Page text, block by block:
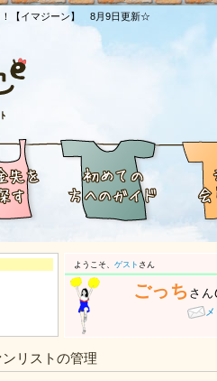
！【イマジーン】 8月9日更新☆
ようこそ、 ゲスト さん
ごっち さん
ンリストの管理